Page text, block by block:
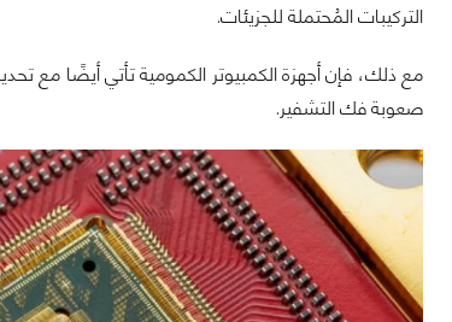
التركيبات المُحتملة للجزيئات.
مع ذلك، فإن أجهزة الكمبيوتر الكمومية تأتي أيضًا مع
صعوبة فك التشفير.